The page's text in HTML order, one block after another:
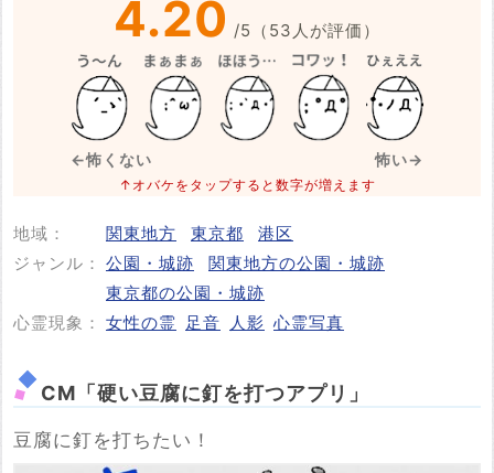
※事件・事故が起きた日付
投稿する
4.20 /5 （ 53 人が評価）
←怖くない 怖い→
↑オバケをタップすると数字が増えます
地域： 関東地方 東京都
港区
ジャンル： 公園・城跡
関東地方の公園・城跡
東京都の公園・城跡
心霊現象： 女性の霊 足音 人影 心霊写真
CM「硬い豆腐に釘を打つアプリ」
豆腐に釘を打ちたい！